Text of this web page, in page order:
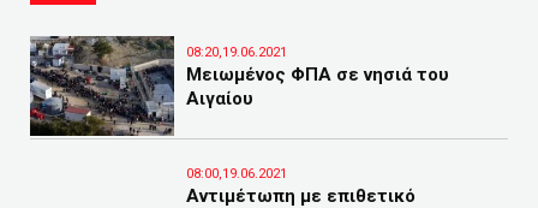
08:20,19.06.2021
Μειωμένος ΦΠΑ σε νησιά του
Αιγαίου
08:00,19.06.2021
Αντιμέτωπη με επιθετικό